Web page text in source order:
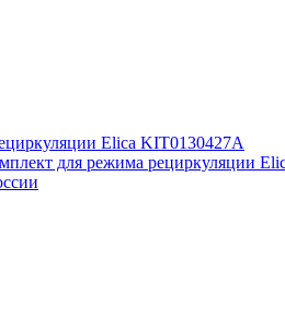
для режима рециркуляции